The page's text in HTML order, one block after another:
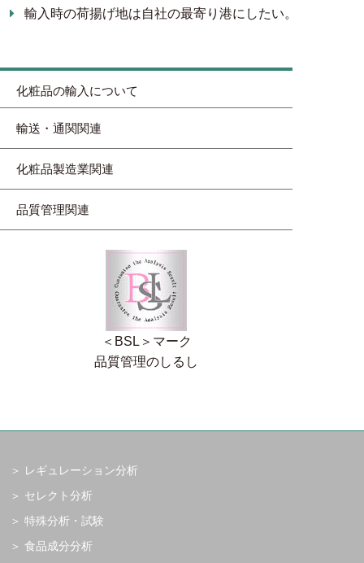
化粧品の輸入について
輸送・通関関連
化粧品製造業関連
品質管理関連
＜BSL＞マーク
品質管理のしるし
輸入時の荷揚げ地は自社の最寄り港にしたい。
レギュレーション分析
セレクト分析
特殊分析・試験
食品成分分析